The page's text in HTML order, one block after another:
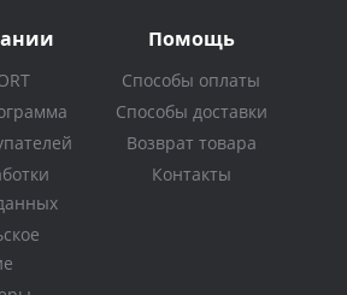
Помощь
Способы оплаты
Способы доставки
Возврат товара
Контакты